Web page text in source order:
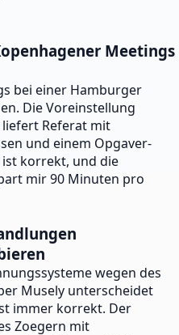
Meetings
bei einer Hamburger
Die Voreinstellung
Referat mit
und einem Opgaver-
ist korrekt, und die
mir 90 Minuten pro
wegen des
Musely unterscheidet
immer korrekt. Der
Zoegern mit